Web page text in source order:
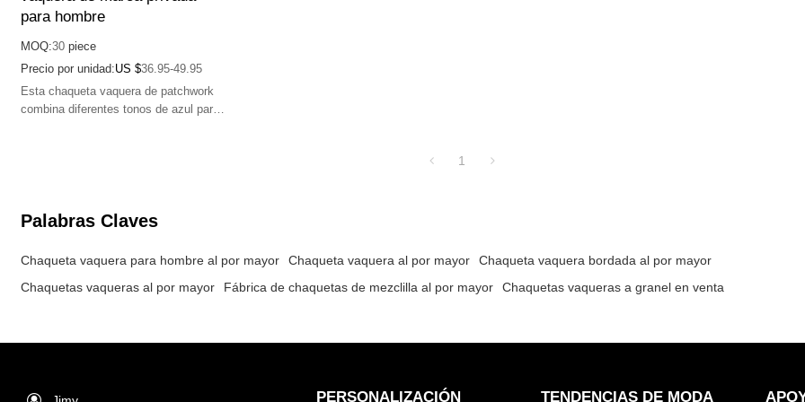
para hombre
MOQ:30 piece
Precio por unidad:US $36.95-49.95
Esta chaqueta vaquera de patchwork
combina diferentes tonos de azul para
abotonados y un corte holgado que le
1
Palabras Claves
Chaqueta vaquera para hombre al por mayor Chaqueta vaquera al por mayor
Chaqueta vaquera bordada al por mayor
Chaquetas vaqueras al por mayor
Fábrica de chaquetas de mezclilla al por mayor Chaquetas vaqueras a granel en venta
PERSONALIZACIÓN TENDENCIAS DE MODA